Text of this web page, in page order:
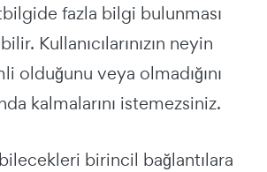
fazla bilgi bulunması
Kullanıcılarınızın neyin
olduğunu veya olmadığını
kalmalarını istemezsiniz.
birincil bağlantılara